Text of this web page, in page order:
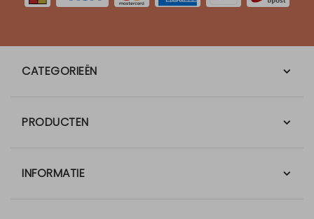
CATEGORIEËN
PRODUCTEN
INFORMATIE